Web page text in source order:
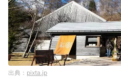
pixta.jp